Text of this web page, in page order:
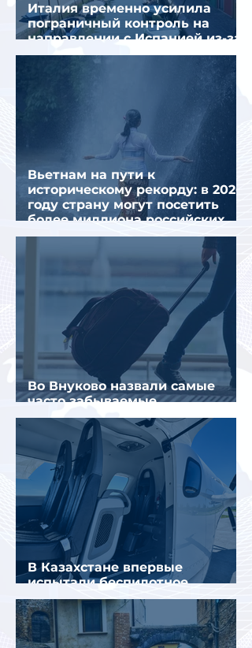
Италия временно усилила
пограничный контроль на
направлении с Испанией из-за
миграционного кризиса
Вьетнам на пути к
историческому рекорду: в 2026
году страну могут посетить
более миллиона российских
туристов
Во Внуково назвали самые
часто забываемые
пассажирами вещи
В Казахстане впервые
испытали беспилотное
аэротакси с пассажирами